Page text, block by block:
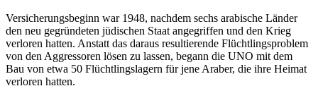
Versicherungsbeginn war 1948, nachdem sechs arabische Länder
den neu gegründeten jüdischen Staat angegriffen und den Krieg
verloren hatten. Anstatt das daraus resultierende Flüchtlingsproblem
von den Aggressoren lösen zu lassen, begann die UNO mit dem
Bau von etwa 50 Flüchtlingslagern für jene Araber, die ihre Heimat
verloren hatten.